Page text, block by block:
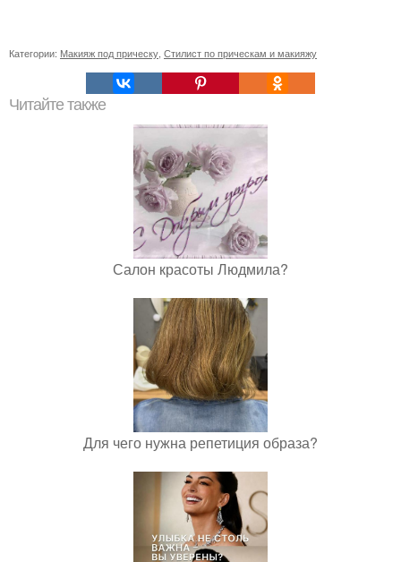
Категории: Макияж под прическу Стилист по прическам и макияжу
Читайте также
Салон красоты Людмила?
Для чего нужна репетиция образа?